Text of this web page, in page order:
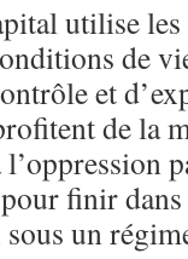
utilise
de
et
de la
finir
un